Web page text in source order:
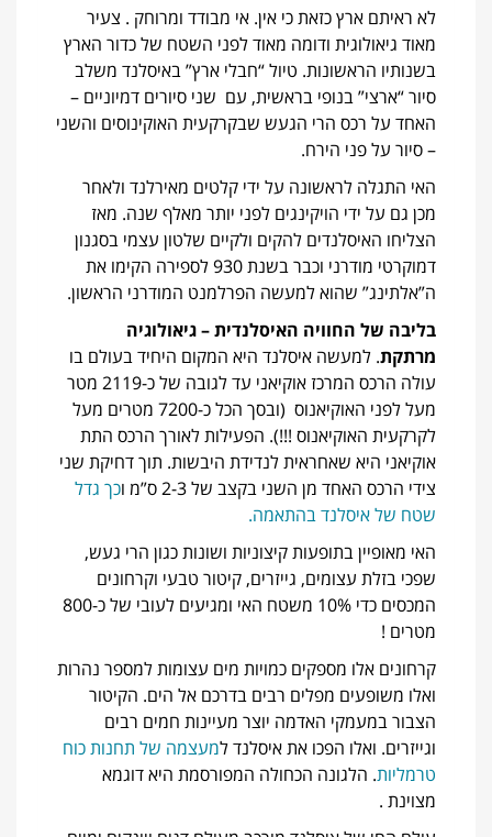
לא ראיתם ארץ כזאת כי אין. אי מבודד ומרוחק . צעיר
מאוד גיאולוגית ודומה מאוד לפני השטח של כדור הארץ
בשנותיו הראשונות. טיול “חבלי ארץ” באיסלנד משלב
סיור “ארצי” בנופי בראשית, עם שני סיורים דמיוניים –
האחד על רכס הרי הגעש שבקרקעית האוקינוסים והשני
– סיור על פני הירח.
האי התגלה לראשונה על ידי קלטים מאירלנד ולאחר
מכן גם על ידי הויקינגים לפני יותר מאלף שנה. מאז
הצליחו האיסלנדים להקים ולקיים שלטון עצמי בסגנון
דמוקרטי מודרני וכבר בשנת 930 לספירה הקימו את
ה”אלתינג” שהוא למעשה הפרלמנט המודרני הראשון.
בליבה של החוויה האיסלנדית – גיאולוגיה
מרתקת. למעשה איסלנד היא המקום היחיד בעולם בו
עולה הרכס המרכז אוקיאני עד לגובה של כ-2119 מטר
מעל לפני האוקיאנוס (ובסך הכל כ-7200 מטרים מעל
לקרקעית האוקיאנוס !!!). הפעילות לאורך הרכס התת
אוקיאני היא שאחראית לנדידת היבשות. תוך דחיקת שני
צידי הרכס האחד מן השני בקצב של 2-3 ס”מ ו
כך גדל
שטח של איסלנד בהתאמה.
האי מאופיין בתופעות קיצוניות ושונות כגון הרי געש,
שפכי בזלת עצומים, גייזרים, קיטור טבעי וקרחונים
המכסים כדי 10% משטח האי ומגיעים לעובי של כ-800
מטרים !
קרחונים אלו מספקים כמויות מים עצומות למספר נהרות
ואלו משופעים מפלים רבים בדרכם אל הים. הקיטור
הצבור במעמקי האדמה יוצר מעיינות חמים רבים
וגייזרים. ואלו הפכו את איסלנד למעצמה של תחנות כוח
טרמליות. הלגונה הכחולה המפורסמת היא דוגמא
מצוינת .